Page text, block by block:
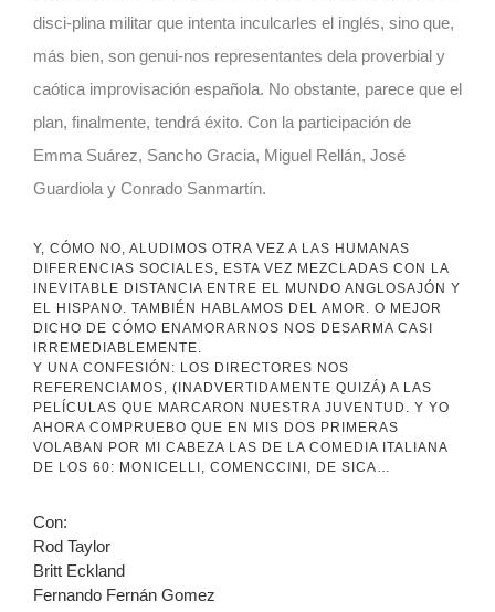
disci-plina militar que intenta inculcarles el inglés, sino que,
más bien, son genui-nos representantes dela proverbial y
caótica improvisación española. No obstante, parece que el
plan, finalmente, tendrá éxito. Con la participación de
Emma Suárez, Sancho Gracia, Miguel Rellán, José
Guardiola y Conrado Sanmartín.
Y, CÓMO NO, ALUDIMOS OTRA VEZ A LAS HUMANAS
DIFERENCIAS SOCIALES, ESTA VEZ MEZCLADAS CON LA
INEVITABLE DISTANCIA ENTRE EL MUNDO ANGLOSAJÓN Y
EL HISPANO. TAMBIÉN HABLAMOS DEL AMOR. O MEJOR
DICHO DE CÓMO ENAMORARNOS NOS DESARMA CASI
IRREMEDIABLEMENTE.
Y UNA CONFESIÓN: LOS DIRECTORES NOS
REFERENCIAMOS, (INADVERTIDAMENTE QUIZÁ) A LAS
PELÍCULAS QUE MARCARON NUESTRA JUVENTUD. Y YO
AHORA COMPRUEBO QUE EN MIS DOS PRIMERAS
VOLABAN POR MI CABEZA LAS DE LA COMEDIA ITALIANA
DE LOS 60: MONICELLI, COMENCCINI, DE SICA…
Con:
Rod Taylor
Britt Eckland
Fernando Fernán Gomez